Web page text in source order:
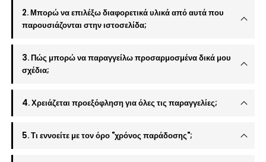
2. Μπορώ να επιλέξω διαφορετικά υλικά από αυτά που
παρουσιάζονται στην ιστοσελίδα;
3. Πώς μπορώ να παραγγείλω προσαρμοσμένα δικά μου
σχέδια;
4. Χρειάζεται προεξόφληση για όλες τις παραγγελίες;
5. Τι εννοείτε με τον όρο "χρόνος παράδοσης";